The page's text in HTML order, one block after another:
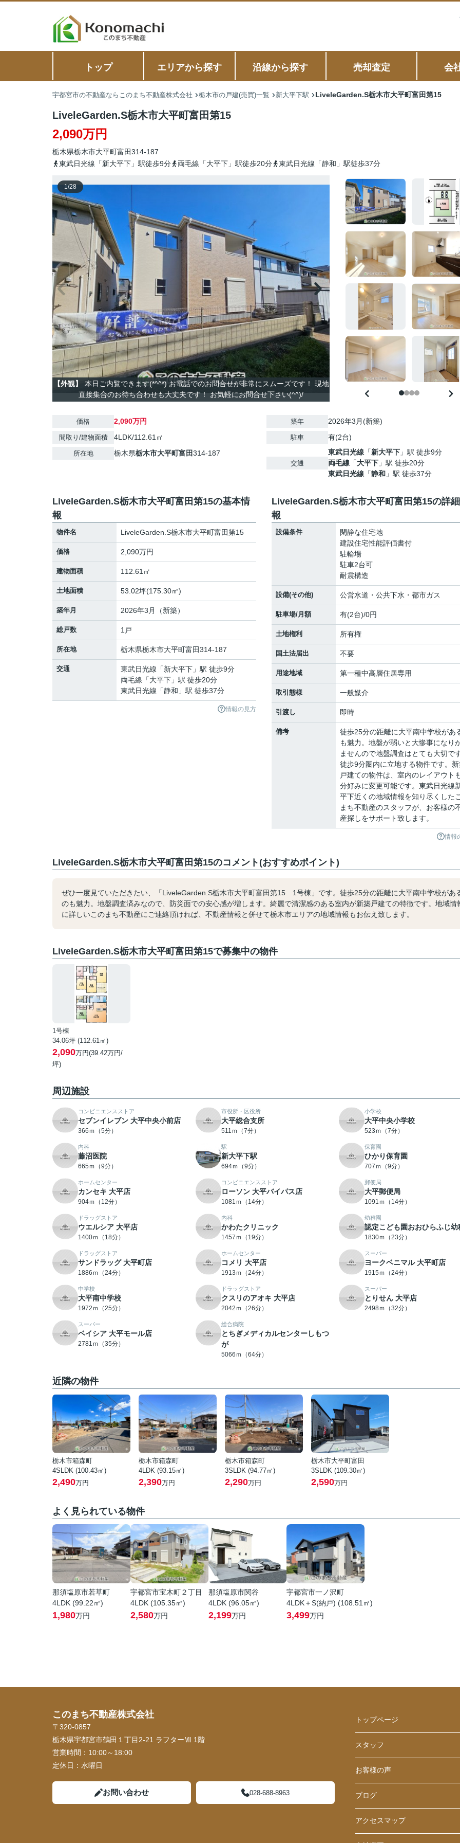
トップ エリアから探す 沿線から探す 売却査定 会
宇都宮市の不動産ならこのまち不動産株式会社 栃木市の戸建(売買)一覧 新大平下駅 LiveleGarden.S栃木市大平町富田第15
LiveleGarden.S栃木市大平町富田第15
2,090万円
栃木県栃木市大平町富田314-187
東武日光線「新大平下」駅徒歩9分
両毛線「大平下」駅徒歩20分 東武日光線「静和」駅徒歩37分
1/28
【外観】
本日ご内覧できます(*^^*) お電話でのお問合せが非常にスムーズです！ 現地
直接集合のお待ち合わせも大丈夫です！ お気軽にお問合せ下さい(^^)/
価格 2,090万円
間取り/建物面積 4LDK/112.61㎡
所在地 栃木県栃木市大平町富田314-187
築年 2026年3月(新築)
駐車 有(2台)
交通
東武日光線 「新大平下 」駅 徒歩9分
両毛線 「大平下 」駅 徒歩20分
東武日光線 「静和 」駅 徒歩37分
LiveleGarden.S栃木市大平町富田第15の基本情
報
物件名 LiveleGarden.S栃木市大平町富田第15
価格 2,090万円
建物面積 112.61㎡
土地面積 53.02坪(175.30㎡)
築年月 2026年3月（新築）
総戸数 1戸
所在地 栃木県栃木市大平町富田314-187
交通 東武日光線 「新大平下 」駅 徒歩9分
両毛線 「大平下 」駅 徒歩20分
東武日光線 「静和 」駅 徒歩37分
情報の見方
LiveleGarden.S栃木市大平町富田第15の詳
報
設備条件
閑静な住宅地
建設住宅性能評価書付
駐輪場
駐車2台可
耐震構造
設備(その他) 公営水道・公共下水・都市ガス
駐車場/月額 有(2台)/0円
土地権利 所有権
国土法届出 不要
用途地域 第一種中高層住居専用
取引態様 一般媒介
引渡し 即時
備考
徒歩25分の距離に大平南中学校があ
も魅力。地盤が弱いと大惨事になり
ませんので地盤調査はとても大切で
徒歩9分圏内に立地する物件です。
戸建ての物件は、室内のレイアウト
分好みに変更可能です。東武日光線
平下近くの地域情報を知り尽くした
まち不動産のスタッフが、お客様の
産探しをサポート致します。
情報
LiveleGarden.S栃木市大平町富田第15のコメント(おすすめポイント)
ぜひ一度見ていただきたい、「LiveleGarden.S栃木市大平町富田第15 1号棟」です。徒歩25分の距離に大平南中学校があ
のも魅力。地盤調査済みなので、防災面での安心感が増します。綺麗で清潔感のある室内が新築戸建ての特徴です。地域情
に詳しいこのまち不動産にご連絡頂ければ、不動産情報と併せて栃木市エリアの地域情報もお伝え致します。
LiveleGarden.S栃木市大平町富田第15で募集中の物件
1号棟
34.06坪 (112.61㎡)
2,090万円(39.42万円/
坪)
周辺施設
コンビニエンスストア
セブンイレブン 大平中央小前店
366ｍ（5分）
市役所・区役所
大平総合支所
511ｍ（7分）
小学校
大平中央小学校
523ｍ（7分）
内科
藤沼医院
665ｍ（9分）
駅
新大平下駅
694ｍ（9分）
保育園
ひかり保育園
707ｍ（9分）
ホームセンター
カンセキ 大平店
904ｍ（12分）
コンビニエンスストア
ローソン 大平バイパス店
1081ｍ（14分）
郵便局
大平郵便局
1091ｍ（14分）
ドラッグストア
ウエルシア 大平店
1400ｍ（18分）
内科
かわたクリニック
1457ｍ（19分）
幼稚園
認定こども園おおひらふじ幼
1830ｍ（23分）
ドラッグストア
サンドラッグ 大平町店
1886ｍ（24分）
ホームセンター
コメリ 大平店
1913ｍ（24分）
スーパー
ヨークベニマル 大平町店
1915ｍ（24分）
中学校
大平南中学校
1972ｍ（25分）
ドラッグストア
クスリのアオキ 大平店
2042ｍ（26分）
スーパー
とりせん 大平店
2498ｍ（32分）
スーパー
ベイシア 大平モール店
2781ｍ（35分）
総合病院
とちぎメディカルセンターしもつ
が
5066ｍ（64分）
近隣の物件
栃木市箱森町
4SLDK (100.43㎡)
2,490万円
栃木市箱森町
4LDK (93.15㎡)
2,390万円
栃木市箱森町
3SLDK (94.77㎡)
2,290万円
栃木市大平町富田
3SLDK (109.30㎡)
2,590万円
よく見られている物件
那須塩原市若草町
4LDK (99.22㎡)
1,980万円
宇都宮市宝木町２丁目
4LDK (105.35㎡)
2,580万円
那須塩原市関谷
4LDK (96.05㎡)
2,199万円
宇都宮市一ノ沢町
4LDK＋S(納戸) (108.51㎡)
3,499万円
このまち不動産株式会社
〒320-0857
栃木県宇都宮市鶴田１丁目2-21 ラフターⅦ 1階
営業時間： 10:00～18:00
定休日： 水曜日
お問い合わせ 028-688-8963
トップページ
スタッフ
お客様の声
ブログ
アクセスマップ